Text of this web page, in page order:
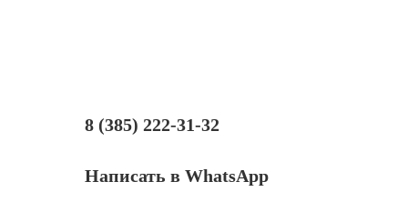
8 (385) 222-31-32
Написать в WhatsApp